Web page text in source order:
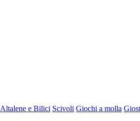
Altalene e Bilici Scivoli Giochi a molla